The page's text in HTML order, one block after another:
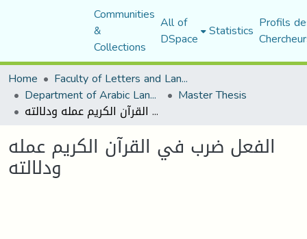
Communities
&
Collections
All of
DSpace Statistics Profils
Home
Faculty of Letters and Languages
Department of Arabic Language and Literature Master Thesis
الفعل ضرب في القرآن الكريم عمله ودلالته
الفعل ضرب في القرآن الكريم عمله
ودلالته